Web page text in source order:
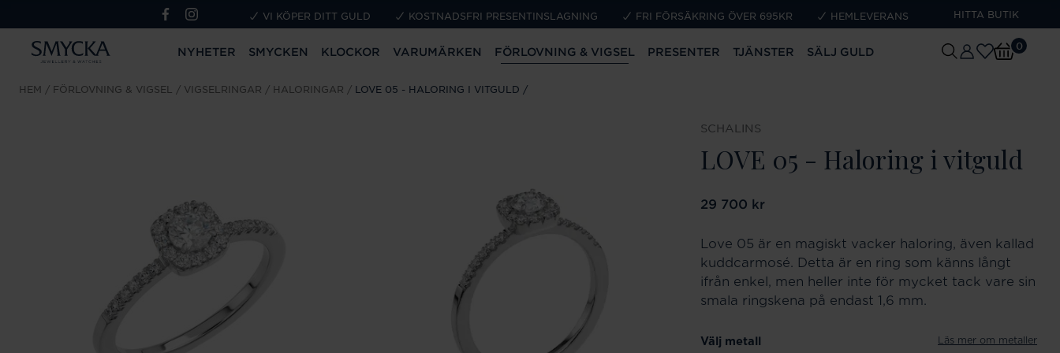
VI KÖPER DITT GULD KOSTNADSFRI PRESENTINSLAGNING FRI FÖRSÄKRING ÖVER 695KR HEMLEVERANS HITTA BUTIK
NYHETER SMYCKEN KLOCKOR VARUMÄRKEN FÖRLOVNING & VIGSEL PRESENTER TJÄNSTER SÄLJ GULD 0
HEM FÖRLOVNING & VIGSEL VIGSELRINGAR HALORINGAR LOVE 05 - HALORING I VITGULD
SCHALINS
LOVE 05 - Haloring i vitguld
Pris:29 700 kr
29 700 kr
Love 05 är en magiskt vacker haloring, även kallad
kuddcarmosé. Detta är en ring som känns långt
ifrån enkel, men heller inte för mycket tack vare sin
smala ringskena på endast 1,6 mm.
Välj metall Läs mer om metaller